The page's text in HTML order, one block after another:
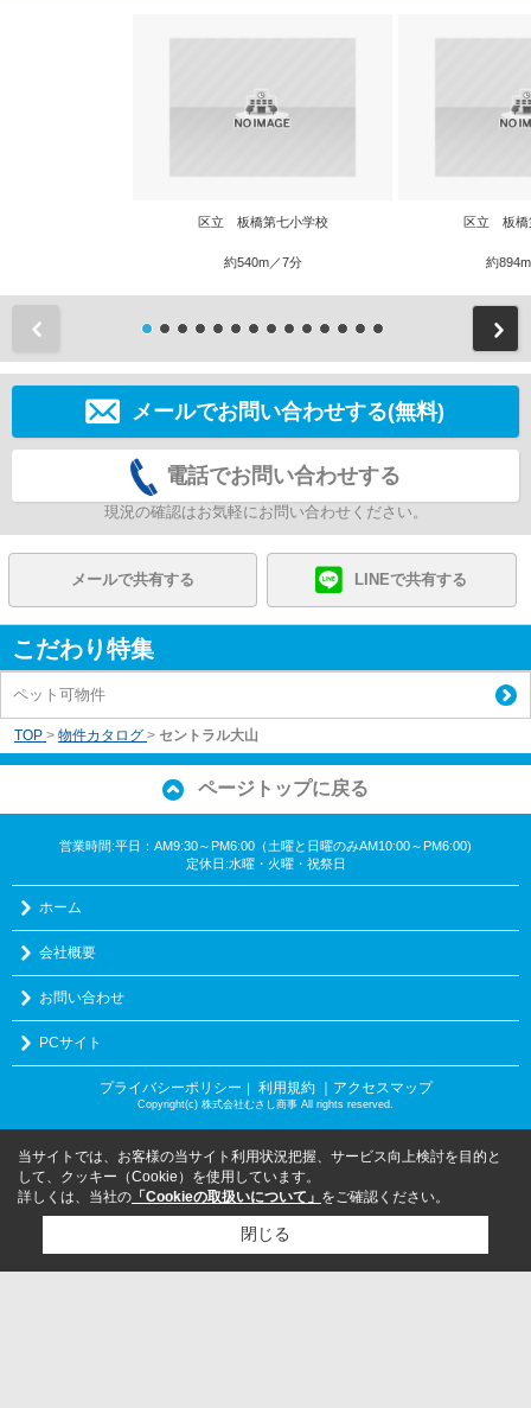
区立 板橋第七小学校
約540m／7分
区立 板橋
約
メールでお問い合わせする(無料)
電話でお問い合わせする
現況の確認はお気軽にお問い合わせください。
メールで共有する LINEで共有する
こだわり特集
ペット可物件
TOP > 物件カタログ > セントラル大山
ページトップに戻る
営業時間:平日：AM9:30～PM6:00（土曜と日曜のみAM10:00～PM6:00)
定休日:水曜・火曜・祝祭日
ホーム
会社概要
お問い合わせ
PCサイト
プライバシーポリシー 利用規約 ｜アクセスマップ
Copyright(c) 株式会社むさし商事 All rights reserved.
当サイトでは、お客様の当サイト利用状況把握、サービス向上検討を目的と
して、クッキー（Cookie）を使用しています。
詳しくは、当社の 「Cookieの取扱いについて」 をご確認ください。
閉じる